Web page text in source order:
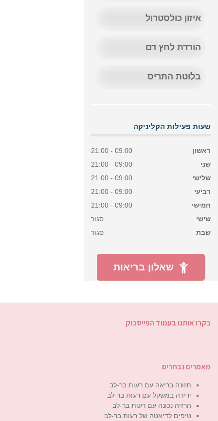
איזון כולסטרול
הורדת לחץ דם
בלוטת התריס
שעות פעילות הקליניקה
ראשון
09:00 - 21:00
שני
09:00 - 21:00
שלישי
09:00 - 21:00
רביעי
09:00 - 21:00
חמישי
09:00 - 21:00
שישי
סגור
שבת
סגור
שאלון בריאות
בקרו אותנו בעמוד הפייסבוק
מאמרים נבחרים
תזונה בריאה עם רעות בר-לב
ירידה במשקל עם רעות בר-לב
הרזיה נכונה עם רעות בר-לב
טיפים לדיאטה של רעות בר-לב